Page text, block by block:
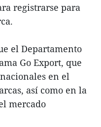
registrarse para
el Departamento
Go Export, que
en el
así como en la
mercado